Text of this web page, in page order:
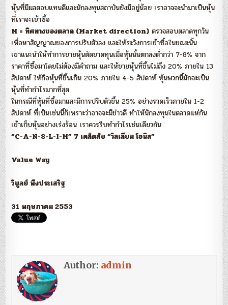
หุ้นที่มีผลตอบแทนดีและนักลงทุนสถาบันยังมีอยู่น้อย เราอาจจะนำมาเป็นหุ้น
ที่เราจะเข้าซื้อ
M = ทิศทางของตลาด (Market direction) ตรวจสอบตลาดทุกวัน
เพื่อหาสัญญาณของการปรับตัวลง และให้ระวังการเข้าซื้อในขณะนั้น
เขาแนะนำให้ทำการขายหุ้นตัดขาดทุนเมื่อหุ้นนั้นตกลงต่ำกว่า 7-8% จาก
ราคาที่ซื้อมาโดยไม่ต้องมีคำถาม และให้ขายหุ้นที่ขึ้นไม่ถึง 20% ภายใน 13
สัปดาห์ ให้ถือหุ้นที่ขึ้นเกิน 20% ภายใน 4-5 สัปดาห์ หุ้นพวกนี้มักจะเป็น
หุ้นที่ทำกำไรมากที่สุด
ในกรณีที่หุ้นที่ซื้อมาและมีการปรับตัวขึ้น 25% อย่างรวดเร็วภายใน 1-2
สัปดาห์ ที่เป็นเช่นนี้ก็เพราะว่าอาจจะมีข่าวดี ทำให้นักลงทุนในตลาดแห่กัน
เข้าเก็บหุ้นอย่างเร่งร้อน เราควรรีบทำกำไรเช่นเดียวกัน
“C-A-N-S-L-I-M” 7 เคล็ดลับ “วิลเลียม โอนิล”
Value Way
วิบูลย์ พึงประเสริฐ
31 พฤษภาคม 2553
Author: admin